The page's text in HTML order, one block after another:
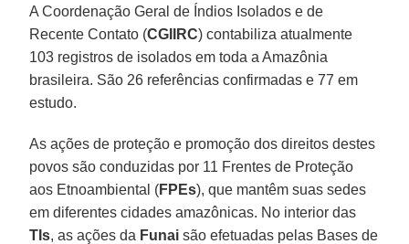
A Coordenação Geral de Índios Isolados e de
Recente Contato (CGIIRC) contabiliza atualmente
103 registros de isolados em toda a Amazônia
brasileira. São 26 referências confirmadas e 77 em
estudo.
As ações de proteção e promoção dos direitos destes
povos são conduzidas por 11 Frentes de Proteção
aos Etnoambiental (FPEs), que mantêm suas sedes
em diferentes cidades amazônicas. No interior das
TIs, as ações da Funai são efetuadas pelas Bases de